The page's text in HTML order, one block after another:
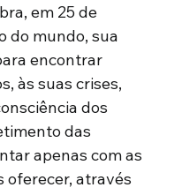
em 25 de
do mundo, sua
encontrar
às suas crises,
dos
das
apenas com as
oferecer, através